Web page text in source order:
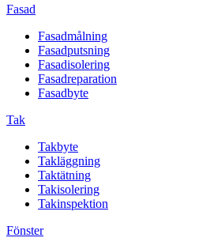
Fasad
Fasadmålning
Fasadputsning
Fasadisolering
Fasadreparation
Fasadbyte
Tak
Takbyte
Takläggning
Taktätning
Takisolering
Takinspektion
Fönster